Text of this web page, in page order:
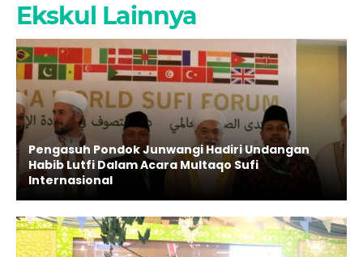
Ekskul Lainnya
Pengasuh Pondok Junwangi Hadiri Undangan
Habib Lutfi Dalam Acara Multaqo Sufi
Internasional